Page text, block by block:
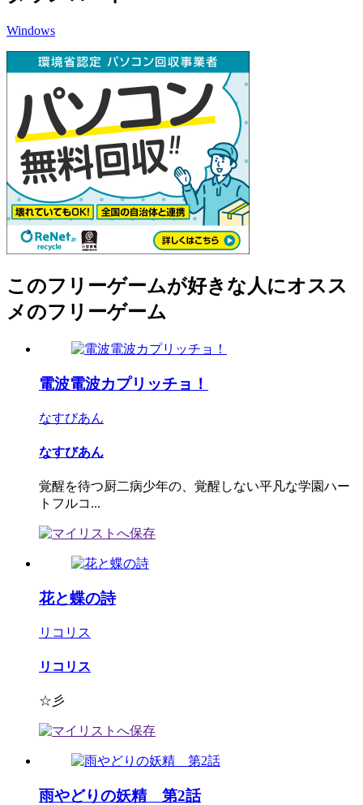
Windows
このフリーゲームが好きな人にオスス
メのフリーゲーム
電波電波カプリッチョ！
なすびあん
なすびあん
覚醒を待つ厨二病少年の、覚醒しない平凡な学園ハー
トフルコ...
花と蝶の詩
リコリス
リコリス
☆彡
雨やどりの妖精 第2話